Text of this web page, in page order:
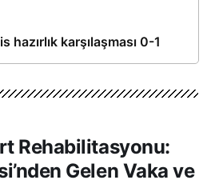
karşılaşması 0-1
Rehabilitasyonu:
Gelen Vaka ve